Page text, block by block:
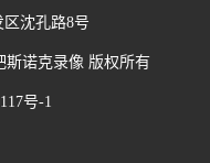
沈孔路8号
斯诺克录像 版权所有
号-1